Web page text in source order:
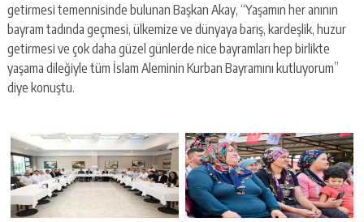
getirmesi temennisinde bulunan Başkan Akay, “Yaşamın her anının
bayram tadında geçmesi, ülkemize ve dünyaya barış, kardeşlik, huzur
getirmesi ve çok daha güzel günlerde nice bayramları hep birlikte
yaşama dileğiyle tüm İslam Aleminin Kurban Bayramını kutluyorum”
diye konuştu.